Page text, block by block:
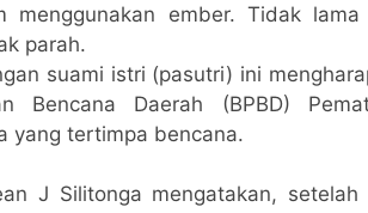
menggunakan ember. Tidak
parah.
suami istri (pasutri) ini
Bencana Daerah (BPBD)
yang tertimpa bencana.
J Silitonga mengatakan,